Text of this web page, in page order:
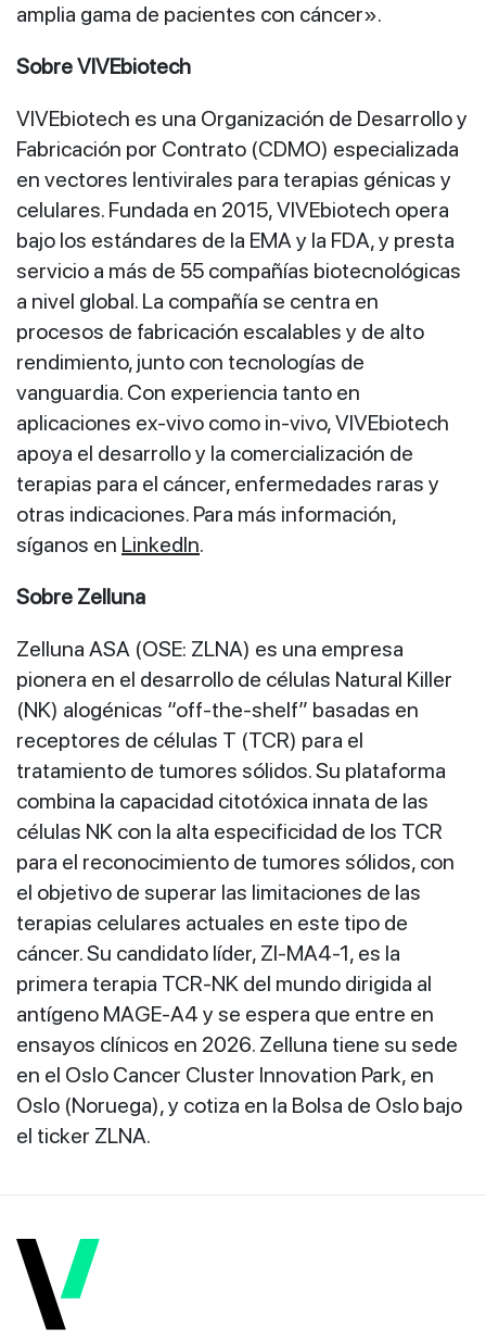
amplia gama de pacientes con cáncer».
Sobre VIVEbiotech
VIVEbiotech es una Organización de Desarrollo y
Fabricación por Contrato (CDMO) especializada
en vectores lentivirales para terapias génicas y
celulares. Fundada en 2015, VIVEbiotech opera
bajo los estándares de la EMA y la FDA, y presta
servicio a más de 55 compañías biotecnológicas
a nivel global. La compañía se centra en
procesos de fabricación escalables y de alto
rendimiento, junto con tecnologías de
vanguardia. Con experiencia tanto en
aplicaciones ex‑vivo como in‑vivo, VIVEbiotech
apoya el desarrollo y la comercialización de
terapias para el cáncer, enfermedades raras y
otras indicaciones. Para más información,
síganos en LinkedIn.
Sobre Zelluna
Zelluna ASA (OSE: ZLNA) es una empresa
pionera en el desarrollo de células Natural Killer
(NK) alogénicas “off‑the‑shelf” basadas en
receptores de células T (TCR) para el
tratamiento de tumores sólidos. Su plataforma
combina la capacidad citotóxica innata de las
células NK con la alta especificidad de los TCR
para el reconocimiento de tumores sólidos, con
el objetivo de superar las limitaciones de las
terapias celulares actuales en este tipo de
cáncer. Su candidato líder, ZI‑MA4‑1, es la
primera terapia TCR‑NK del mundo dirigida al
antígeno MAGE‑A4 y se espera que entre en
ensayos clínicos en 2026. Zelluna tiene su sede
en el Oslo Cancer Cluster Innovation Park, en
Oslo (Noruega), y cotiza en la Bolsa de Oslo bajo
el ticker ZLNA.